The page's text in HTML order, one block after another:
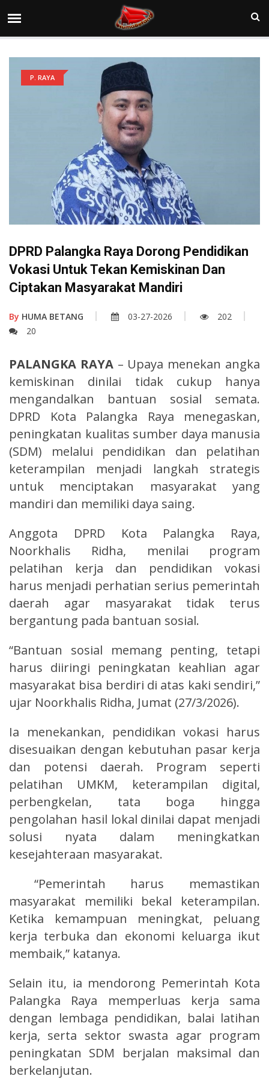
P. RAYA
DPRD Palangka Raya Dorong Pendidikan
Vokasi Untuk Tekan Kemiskinan Dan
Ciptakan Masyarakat Mandiri
By HUMA BETANG 03-27-2026
202
20
PALANGKA RAYA– Upaya menekan angka
kemiskinan dinilai tidak cukup hanya
mengandalkan bantuan sosial semata.
DPRD Kota Palangka Raya menegaskan,
peningkatan kualitas sumber daya manusia
(SDM) melalui pendidikan dan pelatihan
keterampilan menjadi langkah strategis
untuk menciptakan masyarakat yang
mandiri dan memiliki daya saing.
Anggota DPRD Kota Palangka Raya,
Noorkhalis Ridha, menilai program
pelatihan kerja dan pendidikan vokasi
harus menjadi perhatian serius pemerintah
daerah agar masyarakat tidak terus
bergantung pada bantuan sosial.
“Bantuan sosial memang penting, tetapi
harus diiringi peningkatan keahlian agar
masyarakat bisa berdiri di atas kaki sendiri,”
ujar Noorkhalis Ridha, Jumat (27/3/2026).
Ia menekankan, pendidikan vokasi harus
disesuaikan dengan kebutuhan pasar kerja
dan potensi daerah. Program seperti
pelatihan UMKM, keterampilan digital,
perbengkelan, tata boga hingga
pengolahan hasil lokal dinilai dapat menjadi
solusi nyata dalam meningkatkan
kesejahteraan masyarakat.
“Pemerintah harus memastikan
masyarakat memiliki bekal keterampilan.
Ketika kemampuan meningkat, peluang
kerja terbuka dan ekonomi keluarga ikut
membaik,” katanya.
Selain itu, ia mendorong Pemerintah Kota
Palangka Raya memperluas kerja sama
dengan lembaga pendidikan, balai latihan
kerja, serta sektor swasta agar program
peningkatan SDM berjalan maksimal dan
berkelanjutan.